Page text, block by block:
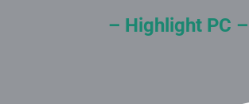
– Highlight PC –